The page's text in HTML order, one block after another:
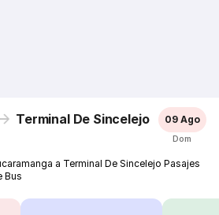
Terminal De Sincelejo 09 Ago
Dom
a Terminal De Sincelejo Pasajes
Bus